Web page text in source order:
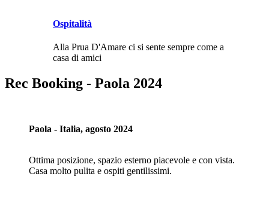
Ospitalità
Alla Prua D'Amare ci si sente sempre come a
casa di amici
Rec Booking - Paola 2024
Paola - Italia, agosto 2024
Ottima posizione, spazio esterno piacevole e con vista.
Casa molto pulita e ospiti gentilissimi.